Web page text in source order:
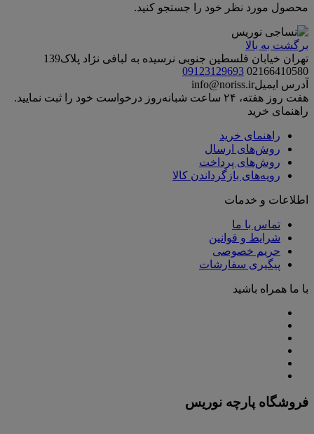
محصول مورد نظر خود را جستجو کنید.
برگشت به بالا
تهران خیابان فلسطین جنوبی نرسیده به لبافی نژاد پلاک139
02166410580
09123129693
آدرس ایمیلinfo@noriss.ir
هفت روز هفته، ۲۴ ساعت شبانه‌روز درخواست خود را ثبت نمایید.
راهنمای خرید
راهنمای خرید
روش‌های ارسال
روش‌های پرداخت
رویه‌های بازگرداندن کالا
اطلاعات و خدمات
تماس با ما
شرایط و قوانین
حریم خصوصی
پیگیری سفارشات
با ما همراه باشید
فروشگاه پارچه نوریس